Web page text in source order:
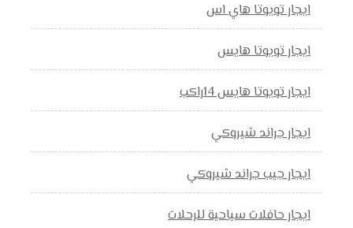
ايجار تويوتا هاي اس
ايجار تويوتا هايس
ايجار تويوتا هايس 14راكب
ايجار جراند شيروكي
ايجار جيب جراند شيروكي
ايجار حافلات سياحية للرحلات